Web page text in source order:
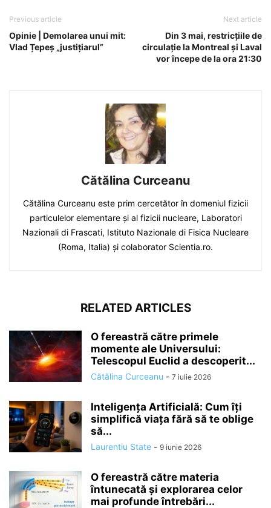
Previous article
Opinie | Demolarea unui mit:
Vlad Țepeș „justițiarul”
Next article
Din 3 mai, restricțiile de
circulație la Montreal și Laval
vor începe de la ora 21:30
Cătălina Curceanu
Cătălina Curceanu este prim cercetător în domeniul fizicii
particulelor elementare şi al fizicii nucleare, Laboratori
Nazionali di Frascati, Istituto Nazionale di Fisica Nucleare
(Roma, Italia) şi colaborator Scientia.ro.
RELATED ARTICLES
O fereastră către primele
momente ale Universului:
Telescopul Euclid a descoperit...
Cătălina Curceanu - 7 iulie 2026
Inteligența Artificială: Cum îți
simplifică viața fără să te oblige
să...
Laurentiu State - 9 iunie 2026
O fereastră către materia
întunecată și explorarea celor
mai profunde întrebări...